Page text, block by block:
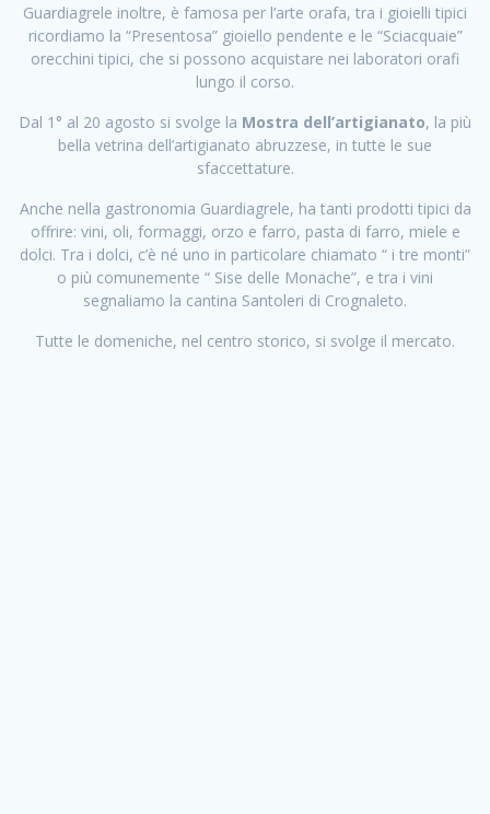
Guardiagrele inoltre, è famosa per l’arte orafa, tra i gioielli tipici
ricordiamo la “Presentosa” gioiello pendente e le “Sciacquaie”
orecchini tipici, che si possono acquistare nei laboratori orafi
lungo il corso.
Dal 1° al 20 agosto si svolge la Mostra dell’artigianato, la più
bella vetrina dell’artigianato abruzzese, in tutte le sue
sfaccettature.
Anche nella gastronomia Guardiagrele, ha tanti prodotti tipici da
offrire: vini, oli, formaggi, orzo e farro, pasta di farro, miele e
dolci. Tra i dolci, c’è né uno in particolare chiamato “ i tre monti”
o più comunemente “ Sise delle Monache”, e tra i vini
segnaliamo la cantina Santoleri di Crognaleto.
Tutte le domeniche, nel centro storico, si svolge il mercato.